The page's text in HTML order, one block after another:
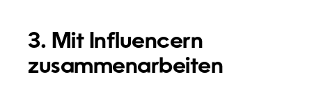
3. Mit Influencern
zusammenarbeiten